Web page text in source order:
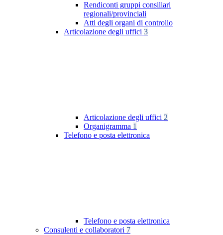
Rendiconti gruppi consiliari
regionali/provinciali
Atti degli organi di controllo
Articolazione degli uffici 3
Articolazione degli uffici 2
Organigramma 1
Telefono e posta elettronica
Telefono e posta elettronica
Consulenti e collaboratori 7